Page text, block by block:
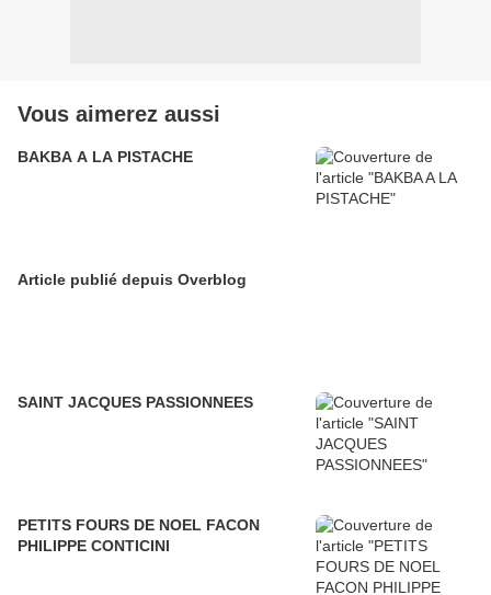
Vous aimerez aussi
BAKBA A LA PISTACHE
Article publié depuis Overblog
SAINT JACQUES PASSIONNEES
PETITS FOURS DE NOEL FACON
PHILIPPE CONTICINI